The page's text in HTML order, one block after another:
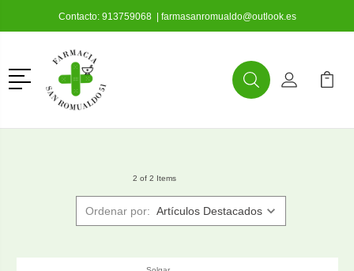
Contacto: 913759068| farmasanromualdo@outlook.es
Menú
BuscarMi Cuenta
Mi
2 of 2 Items
Ordenar por: